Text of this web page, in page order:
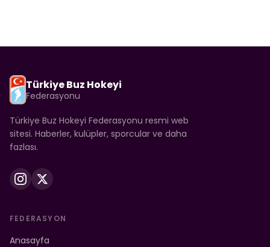
Türkiye Buz Hokeyi
Federasyonu
Türkiye Buz Hokeyi Federasyonu resmi web
sitesi. Haberler, kulüpler, sporcular ve daha
fazlası.
FEDERASYON
Anasayfa